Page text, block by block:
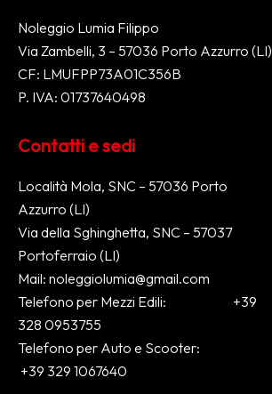
Noleggio Lumia Filippo
Via Zambelli, 3 – 57036 Porto Azzurro (LI)
CF: LMUFPP73A01C356B
P. IVA: 01737640498
Contatti e sedi
Località Mola, SNC – 57036 Porto
Azzurro (LI)
Via della Sghinghetta, SNC – 57037
Portoferraio (LI)
Mail: noleggiolumia@gmail.com
Telefono per Mezzi Edili: +39
328 0953755
Telefono per Auto e Scooter:
+39 329 1067640